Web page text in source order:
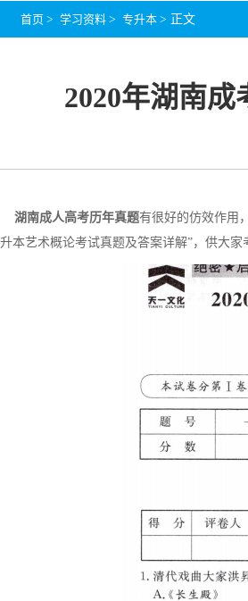
首页 > 学习资料 > 专升本 > 正文
2020年湖南
湖南成人高考历年真题有很好的仿效作用
升本艺术概论考试真题及答案详解”，供大家